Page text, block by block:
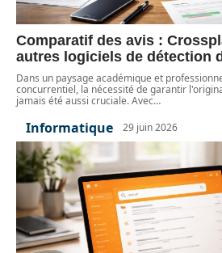
Comparatif des avis :
autres logiciels de détection
Dans un paysage académique et
concurrentiel, la nécessité de garantir
jamais été aussi cruciale. Avec…
Informatique 29 juin 2026